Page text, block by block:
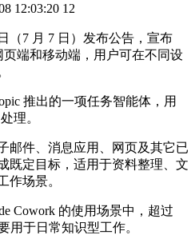
12:03:20 12
（7 月 7 日）发布公告，宣布
页端和移动端，用户可在不同设
推出的一项任务智能体，用
理。
邮件、消息应用、网页及其它已
既定目标，适用于资料整理、文
作场景。
Cowork 的使用场景中，超过
用于日常知识型工作。